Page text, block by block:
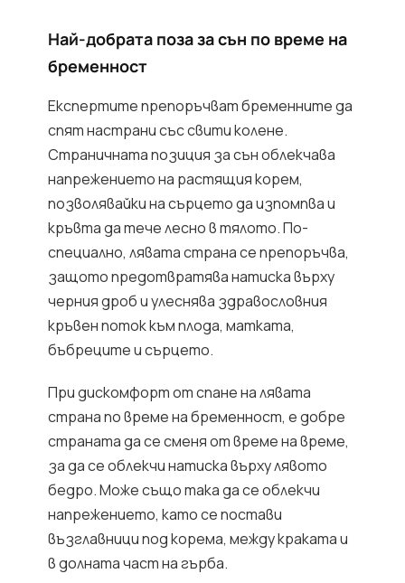
Най-добрата поза за сън по време на
бременност
Експертите препоръчват бременните да
спят настрани със свити колене.
Страничната позиция за сън облекчава
напрежението на растящия корем,
позволявайки на сърцето да изпомпва и
кръвта да тече лесно в тялото. По-
специално, лявата страна се препоръчва,
защото предотвратява натиска върху
черния дроб и улеснява здравословния
кръвен поток към плода, матката,
бъбреците и сърцето.
При дискомфорт от спане на лявата
страна по време на бременност, е добре
страната да се сменя от време на време,
за да се облекчи натиска върху лявото
бедро. Може също така да се облекчи
напрежението, като се постави
възглавници под корема, между краката и
в долната част на гърба.